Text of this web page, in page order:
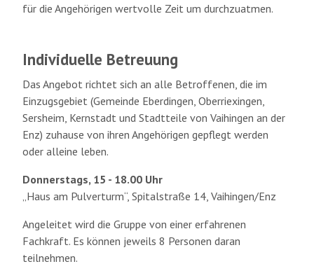
für die Angehörigen wertvolle Zeit um durchzuatmen.
Individuelle Betreuung
Das Angebot richtet sich an alle Betroffenen, die im
Einzugsgebiet (Gemeinde Eberdingen, Oberriexingen,
Sersheim, Kernstadt und Stadtteile von Vaihingen an der
Enz) zuhause von ihren Angehörigen gepflegt werden
oder alleine leben.
Donnerstags, 15 - 18.00 Uhr
„Haus am Pulverturm“, Spitalstraße 14, Vaihingen/Enz
Angeleitet wird die Gruppe von einer erfahrenen
Fachkraft. Es können jeweils 8 Personen daran
teilnehmen.